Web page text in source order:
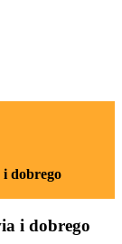
dobrego
i dobrego